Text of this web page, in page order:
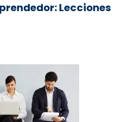
Lecciones